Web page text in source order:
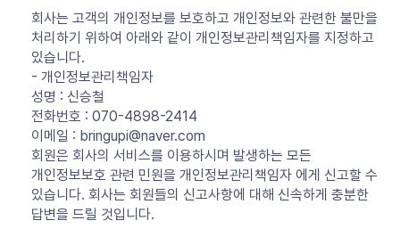
회사는 고객의 개인정보를 보호하고 개인정보와 관련한 불만을
처리하기 위하여 아래와 같이 개인정보관리책임자를 지정하고
있습니다.
- 개인정보관리책임자
성명 : 신승철
전화번호 : 070-4898-2414
이메일 : bringupi@naver.com
회원은 회사의 서비스를 이용하시며 발생하는 모든
개인정보보호 관련 민원을 개인정보관리책임자 에게 신고할 수
있습니다. 회사는 회원들의 신고사항에 대해 신속하게 충분한
답변을 드릴 것입니다.